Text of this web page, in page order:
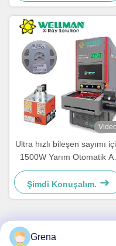
Video
Ultra hızlı bileşen sayımı
1500W Yarım Otomatik AI
Akıllı X-ışını sayacı
Şimdi Konuşalım.
Grena